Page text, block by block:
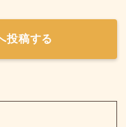
投稿する